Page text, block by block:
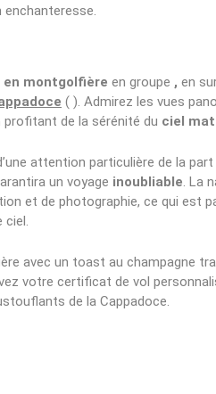
en montgolfière en groupe , en
( ). Admirez les vues
profitant de la sérénité du ciel
attention particulière de la
un voyage inoubliable. La
et de photographie, ce qui est
ciel.
avec un toast au champagne
votre certificat de vol
de la Cappadoce.